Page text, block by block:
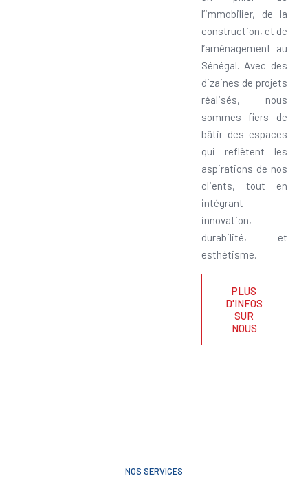
l’immobilier, de la
construction, et de
l’aménagement au
Sénégal. Avec des
dizaines de projets
réalisés, nous
sommes fiers de
bâtir des espaces
qui reflètent les
aspirations de nos
clients, tout en
intégrant
innovation,
durabilité, et
esthétisme.
PLUS
D'INFOS
SUR
NOUS
NOS SERVICES